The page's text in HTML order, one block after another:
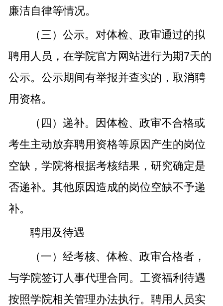
廉洁自律等情况。
（三）公示。对体检、政审通过的拟
聘用人员，在学院官方网站进行为期7天的
公示。公示期间有举报并查实的，取消聘
用资格。
（四）递补。因体检、政审不合格或
考生主动放弃聘用资格等原因产生的岗位
空缺，学院将根据考核结果，研究确定是
否递补。其他原因造成的岗位空缺不予递
补。
聘用及待遇
（一）经考核、体检、政审合格者，
与学院签订人事代理合同。工资福利待遇
按照学院相关管理办法执行。聘用人员实